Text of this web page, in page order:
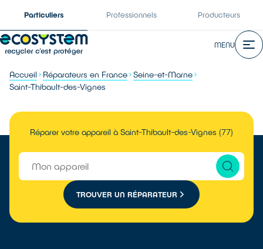
Particuliers Professionnels Producteurs
MENU
Accueil Réparateurs en France Seine-et-Marne
Saint-Thibault-des-Vignes
Réparer votre appareil à Saint-Thibault-des-Vignes (77)
TROUVER UN RÉPARATEUR